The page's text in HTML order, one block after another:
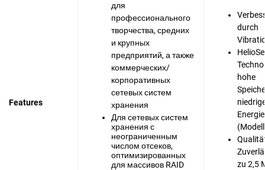
Features
для
профессионального
творчества, средних
и крупных
предприятий, а также
коммерческих/
корпоративных
сетевых систем
хранения
Для сетевых систем
хранения с
неограниченным
числом отсеков,
оптимизированных
для массивов RAID
durch
hohe
zu 2,5